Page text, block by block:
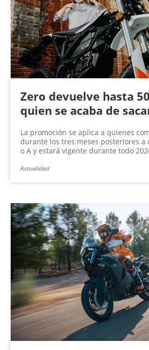
Zero devuelve hasta
quien se acaba de
La promoción se aplica a quienes
durante los tres meses posteriores a
o A y estará vigente durante todo
Actualidad